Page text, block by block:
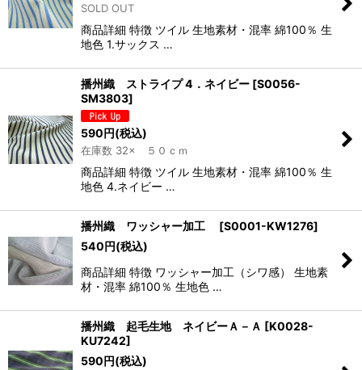
SOLD OUT
商品詳細 特徴 ツイル 生地素材・混率 綿100％ 生
地色 1.サックス …
播州織 ストライプ 4．ネイビー [S0056-
SM3803]
590円(税込)
在庫数 32× ５０ｃｍ
商品詳細 特徴 ツイル 生地素材・混率 綿100％ 生
地色 4.ネイビー …
播州織 ワッシャー加工 [S0001-KW1276]
540円(税込)
商品詳細 特徴 ワッシャー加工（シワ感） 生地素
材・混率 綿100％ 生地色 …
播州織 起毛生地 ネイビーＡ－Ａ [K0028-
KU7242]
590円(税込)